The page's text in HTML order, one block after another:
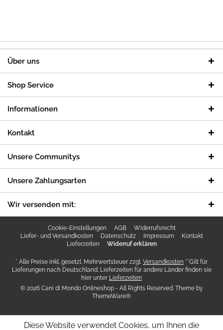
Über uns
Shop Service
Informationen
Kontakt
Unsere Communitys
Unsere Zahlungsarten
Wir versenden mit:
Cookie-Einstellungen AGB
Widerrufsrecht
Liefer- und Versandkosten
Datenschutz Impressum
Kontakt
Lieferzeiten
Widerruf erklären
* Alle Preise inkl. gesetzl. Mehrwertsteuer zzgl. Versandkosten **Gilt für
Lieferungen nach Deutschland. Lieferzeiten für andere Länder finden sie
hier unter Lieferzeiten
© 2026 Cani di Mondo Onlineshop - All Rights Reserved. Theme by
ThemeWare®
Diese Website verwendet Cookies, um Ihnen die